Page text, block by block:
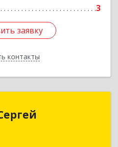
3
заявку
контакты
заявку
Сергей
Валерьевич